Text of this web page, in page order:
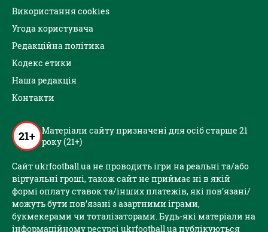
Використання cookies
Угода користувача
Редакційна політика
Кодекс етики
Наша редакція
Контакти
21+ Матеріали сайту призначені для осіб старше 21
року (21+)
Сайт ukrfootball.ua не проводить ігри на реальні та/або
віртуальні гроші, також сайт не приймає ні в якій
формі оплату ставок та/інших платежів, які пов’язані/
можуть бути пов’язані з азартними іграми,
букмекерами чи тоталізаторами. Будь-які матеріали на
інформаційному ресурсі ukrfootball.ua публікуються